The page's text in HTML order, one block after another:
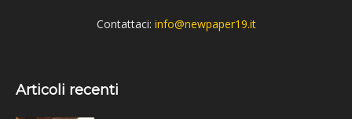
Contattaci: info@newpaper19.it
Articoli recenti